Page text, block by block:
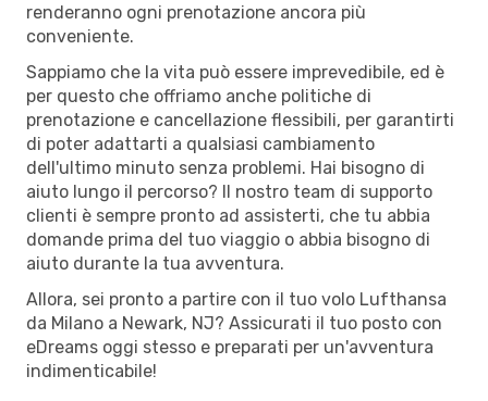
renderanno ogni prenotazione ancora più
conveniente.
Sappiamo che la vita può essere imprevedibile, ed è
per questo che offriamo anche politiche di
prenotazione e cancellazione flessibili, per garantirti
di poter adattarti a qualsiasi cambiamento
dell'ultimo minuto senza problemi. Hai bisogno di
aiuto lungo il percorso? Il nostro team di supporto
clienti è sempre pronto ad assisterti, che tu abbia
domande prima del tuo viaggio o abbia bisogno di
aiuto durante la tua avventura.
Allora, sei pronto a partire con il tuo volo Lufthansa
da Milano a Newark, NJ? Assicurati il tuo posto con
eDreams oggi stesso e preparati per un'avventura
indimenticabile!